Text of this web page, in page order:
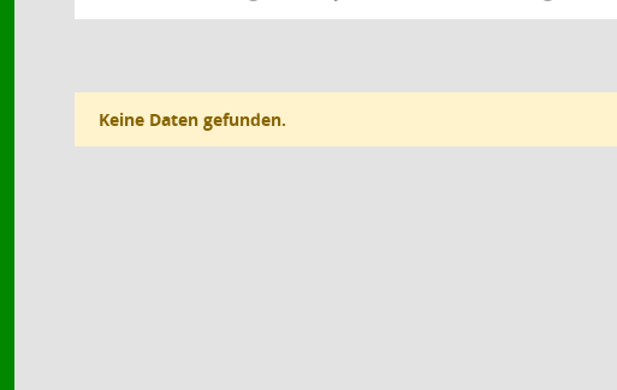
Keine Daten gefunden.